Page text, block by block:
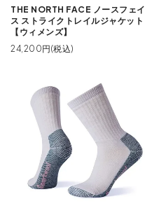
THE NORTH FACE ノースフェイ
ス ストライクトレイルジャケット
【ウィメンズ】
24,200円(税込)